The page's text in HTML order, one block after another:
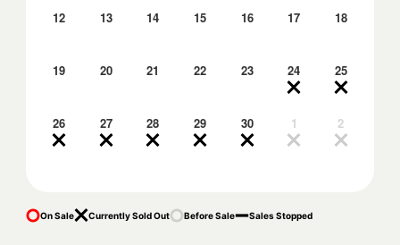
12 13 14 15 16 17 18
19 20 21 22 23 24 25
26 27 28 29 30 1 2
On Sale Currently Sold Out Before Sale Sales Stopped